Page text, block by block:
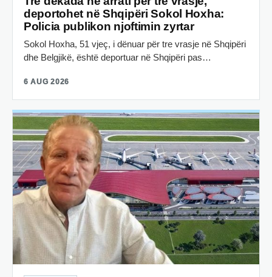
deportohet në Shqipëri Sokol Hoxha:
Policia publikon njoftimin zyrtar
Sokol Hoxha, 51 vjeç, i dënuar për tre vrasje në Shqipëri
dhe Belgjikë, është deportuar në Shqipëri pas…
6 AUG 2026